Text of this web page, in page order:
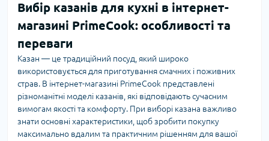
Вибір казанів для кухні в інтернет-
магазині PrimeCook: особливості та
переваги
Казан — це традиційний посуд, який широко
використовується для приготування смачних і поживних
страв. В інтернет-магазині PrimeCook представлені
різноманітні моделі казанів, які відповідають сучасним
вимогам якості та комфорту. При виборі казана важливо
знати основні характеристики, щоб зробити покупку
максимально вдалим та практичним рішенням для вашої